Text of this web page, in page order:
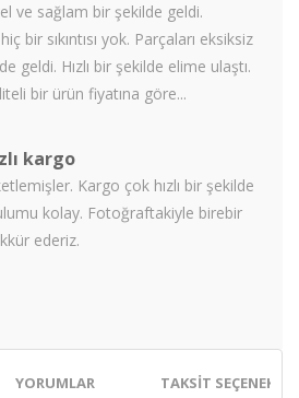
ve sağlam bir şekilde geldi.
bir sıkıntısı yok. Parçaları eksiksiz
geldi. Hızlı bir şekilde elime ulaştı.
bir ürün fiyatına göre...
kargo
Kargo çok hızlı bir şekilde
kolay. Fotoğraftakiyle birebir
ederiz.
YORUMLAR TAKSIT